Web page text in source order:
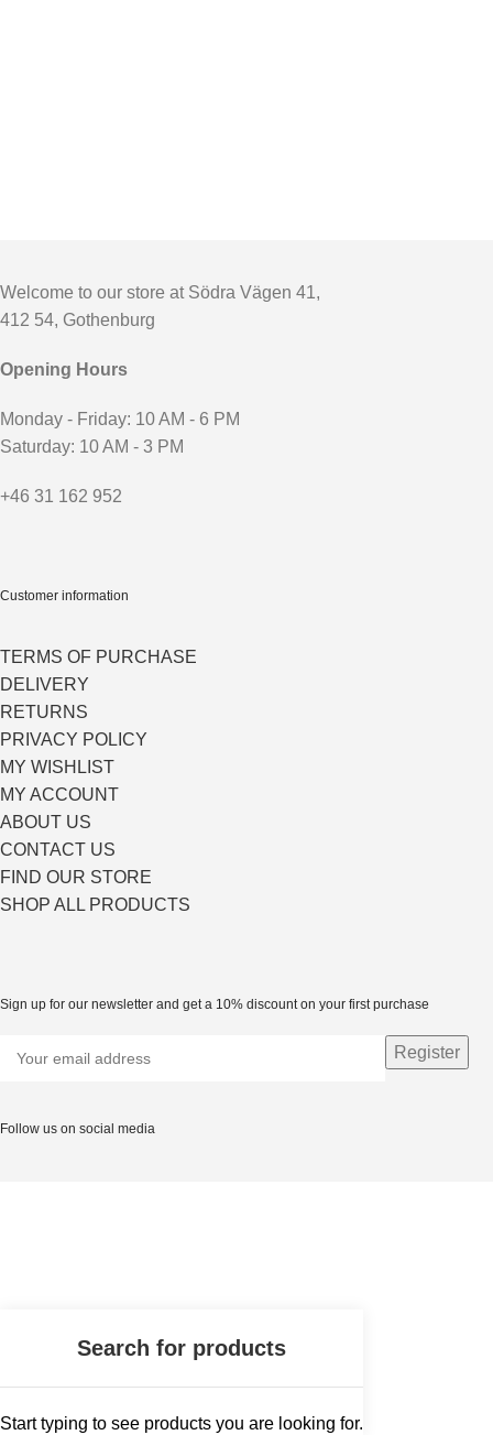
Welcome to our store at Södra Vägen 41,
412 54, Gothenburg
Opening Hours
Monday - Friday: 10 AM - 6 PM
Saturday: 10 AM - 3 PM
+46 31 162 952
Customer information
TERMS OF PURCHASE
DELIVERY
RETURNS
PRIVACY POLICY
MY WISHLIST
MY ACCOUNT
ABOUT US
CONTACT US
FIND OUR STORE
SHOP ALL PRODUCTS
Sign up for our newsletter and get a 10% discount on your first purchase
Follow us on social media
Start typing to see products you are looking for.